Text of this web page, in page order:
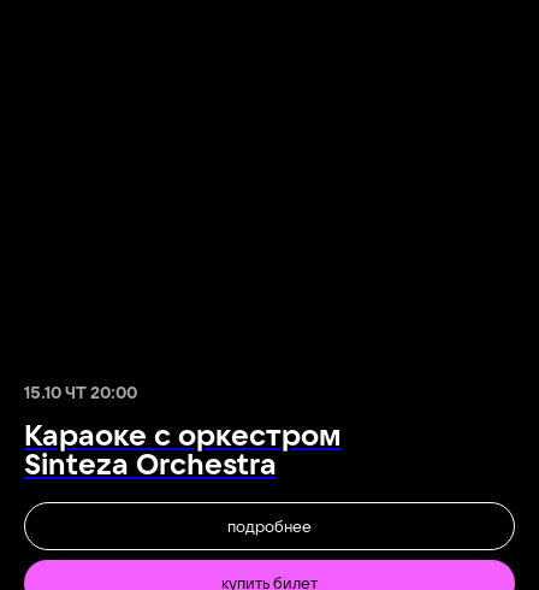
15.10 ЧТ 20:00
Караоке с оркестром
Sinteza Orchestra
подробнее
купить билет